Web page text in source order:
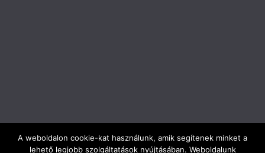
A weboldalon cookie-kat használunk, amik segítenek minket a
lehető legjobb szolgáltatások nyújtásában. Weboldalunk